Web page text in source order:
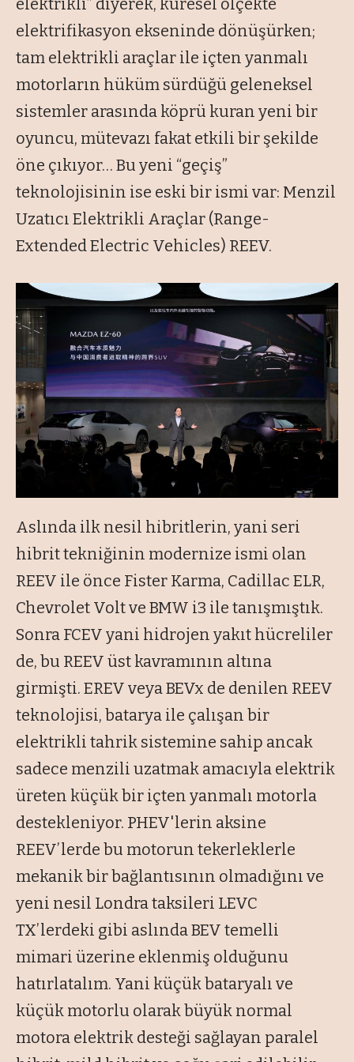
elektrifikasyon ekseninde dönüşürken;
tam elektrikli araçlar ile içten yanmalı
motorların hüküm sürdüğü geleneksel
sistemler arasında köprü kuran yeni bir
oyuncu, mütevazı fakat etkili bir şekilde
öne çıkıyor… Bu yeni “geçiş”
teknolojisinin ise eski bir ismi var: Menzil
Uzatıcı Elektrikli Araçlar (Range-
Extended Electric Vehicles) REEV.
Aslında ilk nesil hibritlerin, yani seri
hibrit tekniğinin modernize ismi olan
REEV ile önce Fister Karma, Cadillac ELR,
Chevrolet Volt ve BMW i3 ile tanışmıştık.
Sonra FCEV yani hidrojen yakıt hücreliler
de, bu REEV üst kavramının altına
girmişti. EREV veya BEVx de denilen REEV
teknolojisi, batarya ile çalışan bir
elektrikli tahrik sistemine sahip ancak
sadece menzili uzatmak amacıyla elektrik
üreten küçük bir içten yanmalı motorla
destekleniyor. PHEV'lerin aksine
REEV’lerde bu motorun tekerleklerle
mekanik bir bağlantısının olmadığını ve
yeni nesil Londra taksileri LEVC
TX’lerdeki gibi aslında BEV temelli
mimari üzerine eklenmiş olduğunu
hatırlatalım. Yani küçük bataryalı ve
küçük motorlu olarak büyük normal
motora elektrik desteği sağlayan paralel